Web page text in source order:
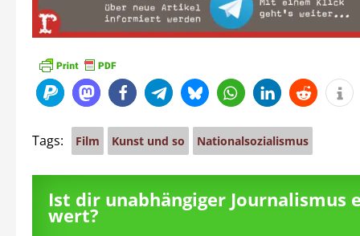
Tags: Film Kunst und so Nationalsozialismus
Ist dir unabhängiger Journalismus
wert?